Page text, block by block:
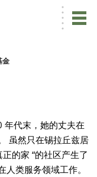
金
代末，她的丈夫在
虽然只在锡拉丘兹居
的家 “的社区产生了
类服务领域工作。